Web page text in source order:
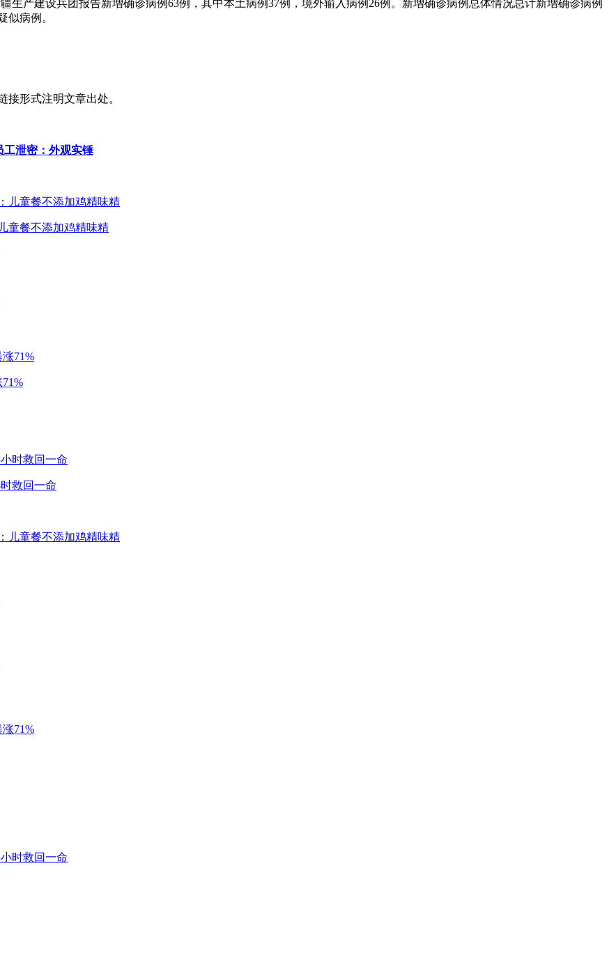
生产建设兵团报告新增确诊病例63例，其中本土病例37例，境外输入病例26例。新增确诊病例总体情况总计新增确诊病例
似病例。
接形式注明文章出处。
工泄密：外观实锤
童餐不添加鸡精味精
救回一命